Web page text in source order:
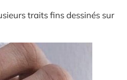
traits fins dessinés sur